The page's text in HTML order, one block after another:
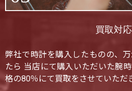
買取対応
弊社で時計を購入したものの、
たら 当店にて購入いただいた腕
格の80％にて買取をさせていただ